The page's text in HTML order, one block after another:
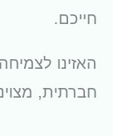
חייכם.
האזינו
חברתית,